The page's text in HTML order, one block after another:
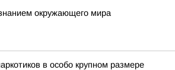
окружающего мира
в особо крупном размере